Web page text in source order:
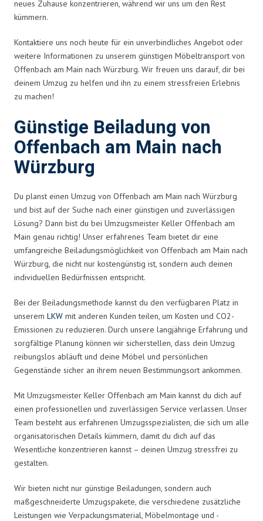
neues Zuhause konzentrieren, während wir uns um den Rest
kümmern.
Kontaktiere uns noch heute für ein unverbindliches Angebot oder
weitere Informationen zu unserem günstigen Möbeltransport von
Offenbach am Main nach Würzburg. Wir freuen uns darauf, dir bei
deinem Umzug zu helfen und ihn zu einem stressfreien Erlebnis
zu machen!
Günstige Beiladung von
Offenbach am Main nach
Würzburg
Du planst einen Umzug von Offenbach am Main nach Würzburg
und bist auf der Suche nach einer günstigen und zuverlässigen
Lösung? Dann bist du bei Umzugsmeister Keller Offenbach am
Main genau richtig! Unser erfahrenes Team bietet dir eine
umfangreiche Beiladungsmöglichkeit von Offenbach am Main nach
Würzburg, die nicht nur kostengünstig ist, sondern auch deinen
individuellen Bedürfnissen entspricht.
Bei der Beiladungsmethode kannst du den verfügbaren Platz in
unserem LKW mit anderen Kunden teilen, um Kosten und CO2-
Emissionen zu reduzieren. Durch unsere langjährige Erfahrung und
sorgfältige Planung können wir sicherstellen, dass dein Umzug
reibungslos abläuft und deine Möbel und persönlichen
Gegenstände sicher an ihrem neuen Bestimmungsort ankommen.
Mit Umzugsmeister Keller Offenbach am Main kannst du dich auf
einen professionellen und zuverlässigen Service verlassen. Unser
Team besteht aus erfahrenen Umzugsspezialisten, die sich um alle
organisatorischen Details kümmern, damit du dich auf das
Wesentliche konzentrieren kannst – deinen Umzug stressfrei zu
gestalten.
Wir bieten nicht nur günstige Beiladungen, sondern auch
maßgeschneiderte Umzugspakete, die verschiedene zusätzliche
Leistungen wie Verpackungsmaterial, Möbelmontage und -